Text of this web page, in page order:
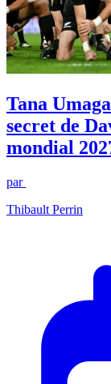
Tana
secret de
mondial
par
Thibault Perrin